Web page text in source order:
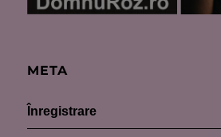
META
Înregistrare